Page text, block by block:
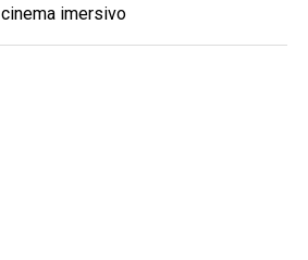
cinema imersivo